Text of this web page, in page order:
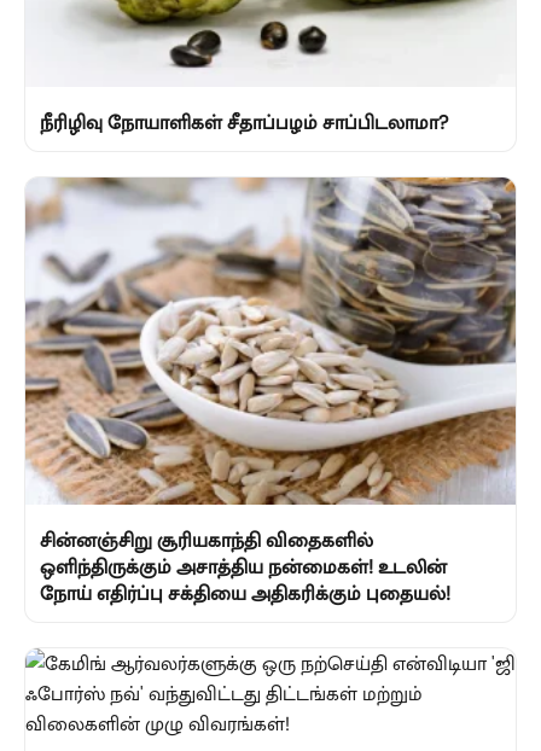
நீரிழிவு நோயாளிகள் சீதாப்பழம் சாப்பிடலாமா?
சின்னஞ்சிறு சூரியகாந்தி விதைகளில்
ஒளிந்திருக்கும் அசாத்திய நன்மைகள்! உடலின்
நோய் எதிர்ப்பு சக்தியை அதிகரிக்கும் புதையல்!